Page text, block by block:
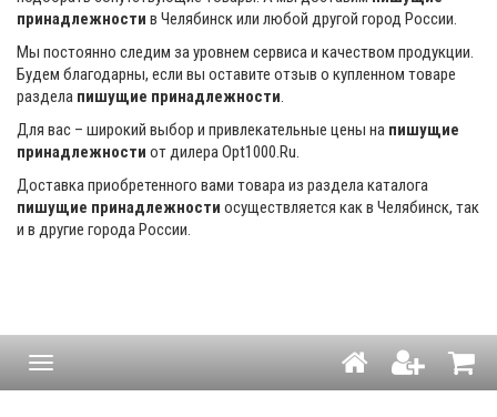
принадлежности в Челябинск или любой другой город России.
Мы постоянно следим за уровнем сервиса и качеством продукции.
Будем благодарны, если вы оставите отзыв о купленном товаре
раздела пишущие принадлежности.
Для вас – широкий выбор и привлекательные цены на пишущие
принадлежности от дилера Opt1000.Ru.
Доставка приобретенного вами товара из раздела каталога
пишущие принадлежности осуществляется как в Челябинск, так
и в другие города России.
Навигация